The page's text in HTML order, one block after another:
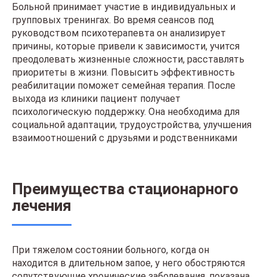
Больной принимает участие в индивидуальных и
групповых тренингах. Во время сеансов под
руководством психотерапевта он анализирует
причины, которые привели к зависимости, учится
преодолевать жизненные сложности, расставлять
приоритеты в жизни. Повысить эффективность
реабилитации поможет семейная терапия. После
выхода из клиники пациент получает
психологическую поддержку. Она необходима для
социальной адаптации, трудоустройства, улучшения
взаимоотношений с друзьями и родственниками
Преимущества стационарного
лечения
При тяжелом состоянии больного, когда он
находится в длительном запое, у него обостряются